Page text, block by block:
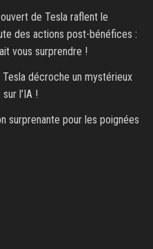
de Tesla raflent le
des actions post-bénéfices :
vous surprendre !
décroche un mystérieux
l’IA !
surprenante pour les poignées